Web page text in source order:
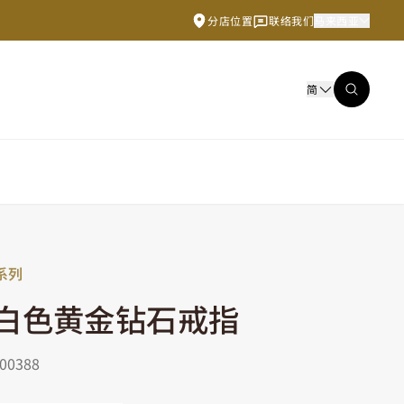
分店位置 联络我们
简
列
色黄金钻石戒指